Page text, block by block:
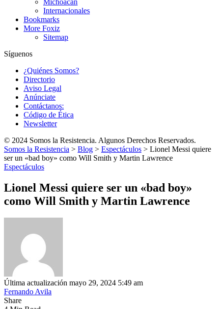
Michoacán
Internacionales
Bookmarks
More Foxiz
Sitemap
Síguenos
¿Quiénes Somos?
Directorio
Aviso Legal
Anúnciate
Contáctanos:
Código de Ética
Newsletter
© 2024 Somos la Resistencia. Algunos Derechos Reservados.
Somos la Resistencia > Blog > Espectáculos > Lionel Messi quiere
ser un «bad boy» como Will Smith y Martin Lawrence
Espectáculos
Lionel Messi quiere ser un «bad boy»
como Will Smith y Martin Lawrence
Última actualización mayo 29, 2024 5:49 am
Fernando Avila
Share